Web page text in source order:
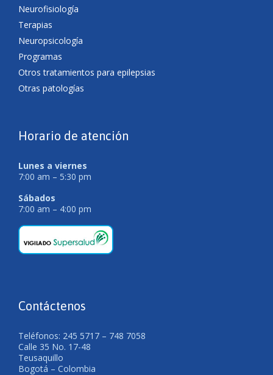
Neurofisiología
Terapias
Neuropsicología
Programas
Otros tratamientos para epilepsias
Otras patologías
Horario de atención
Lunes a viernes
7:00 am – 5:30 pm
Sábados
7:00 am – 4:00 pm
Contáctenos
Teléfonos: 245 5717 – 748 7058
Calle 35 No. 17-48
Teusaquillo
Bogotá – Colombia